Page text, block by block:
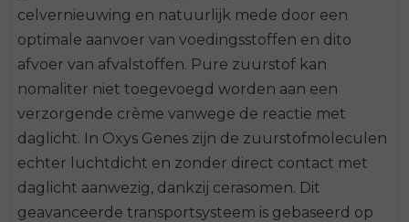
celvernieuwing en natuurlijk mede door een
optimale aanvoer van voedingsstoffen en dito
afvoer van afvalstoffen. Pure zuurstof kan
nomaliter niet toegevoegd worden aan een
verzorgende crème vanwege de reactie met
daglicht. In Oxys Genes zijn de zuurstofmoleculen
echter luchtdicht en zonder direct contact met
daglicht aanwezig, dankzij cerasomen. Dit
geavanceerde transportsysteem is gebaseerd op